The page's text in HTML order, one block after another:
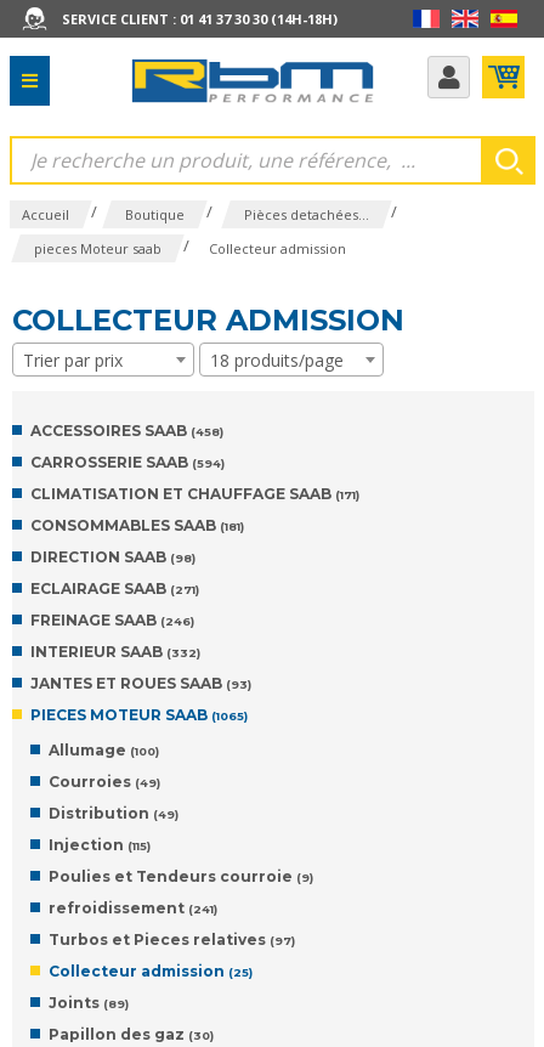
SERVICE CLIENT : 01 41 37 30 30 (14H-18H)
Accueil / Boutique / Pièces detachées... /
pieces Moteur saab / Collecteur admission
COLLECTEUR ADMISSION
Trier par prix 18 produits/page
ACCESSOIRES SAAB (458)
CARROSSERIE SAAB (594)
CLIMATISATION ET CHAUFFAGE SAAB (171)
CONSOMMABLES SAAB (181)
DIRECTION SAAB (98)
ECLAIRAGE SAAB (271)
FREINAGE SAAB (246)
INTERIEUR SAAB (332)
JANTES ET ROUES SAAB (93)
PIECES MOTEUR SAAB (1065)
Allumage (100)
Courroies (49)
Distribution (49)
Injection (115)
Poulies et Tendeurs courroie (9)
refroidissement (241)
Turbos et Pieces relatives (97)
Collecteur admission (25)
Joints (89)
Papillon des gaz (30)